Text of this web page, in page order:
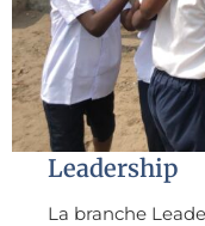
Leadership
La branche